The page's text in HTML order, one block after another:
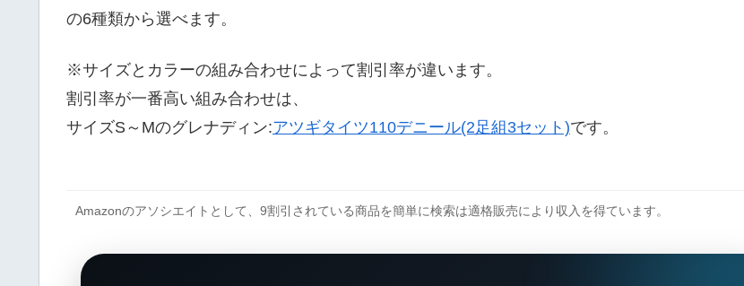
の6種類から選べます。
※サイズとカラーの組み合わせによって割引率が違います。
割引率が一番高い組み合わせは、
サイズS～Mのグレナディン:アツギタイツ110デニール(2足組3セット)です。
Amazonのアソシエイトとして、9割引されている商品を簡単に検索は適格販売により収入を得ています。